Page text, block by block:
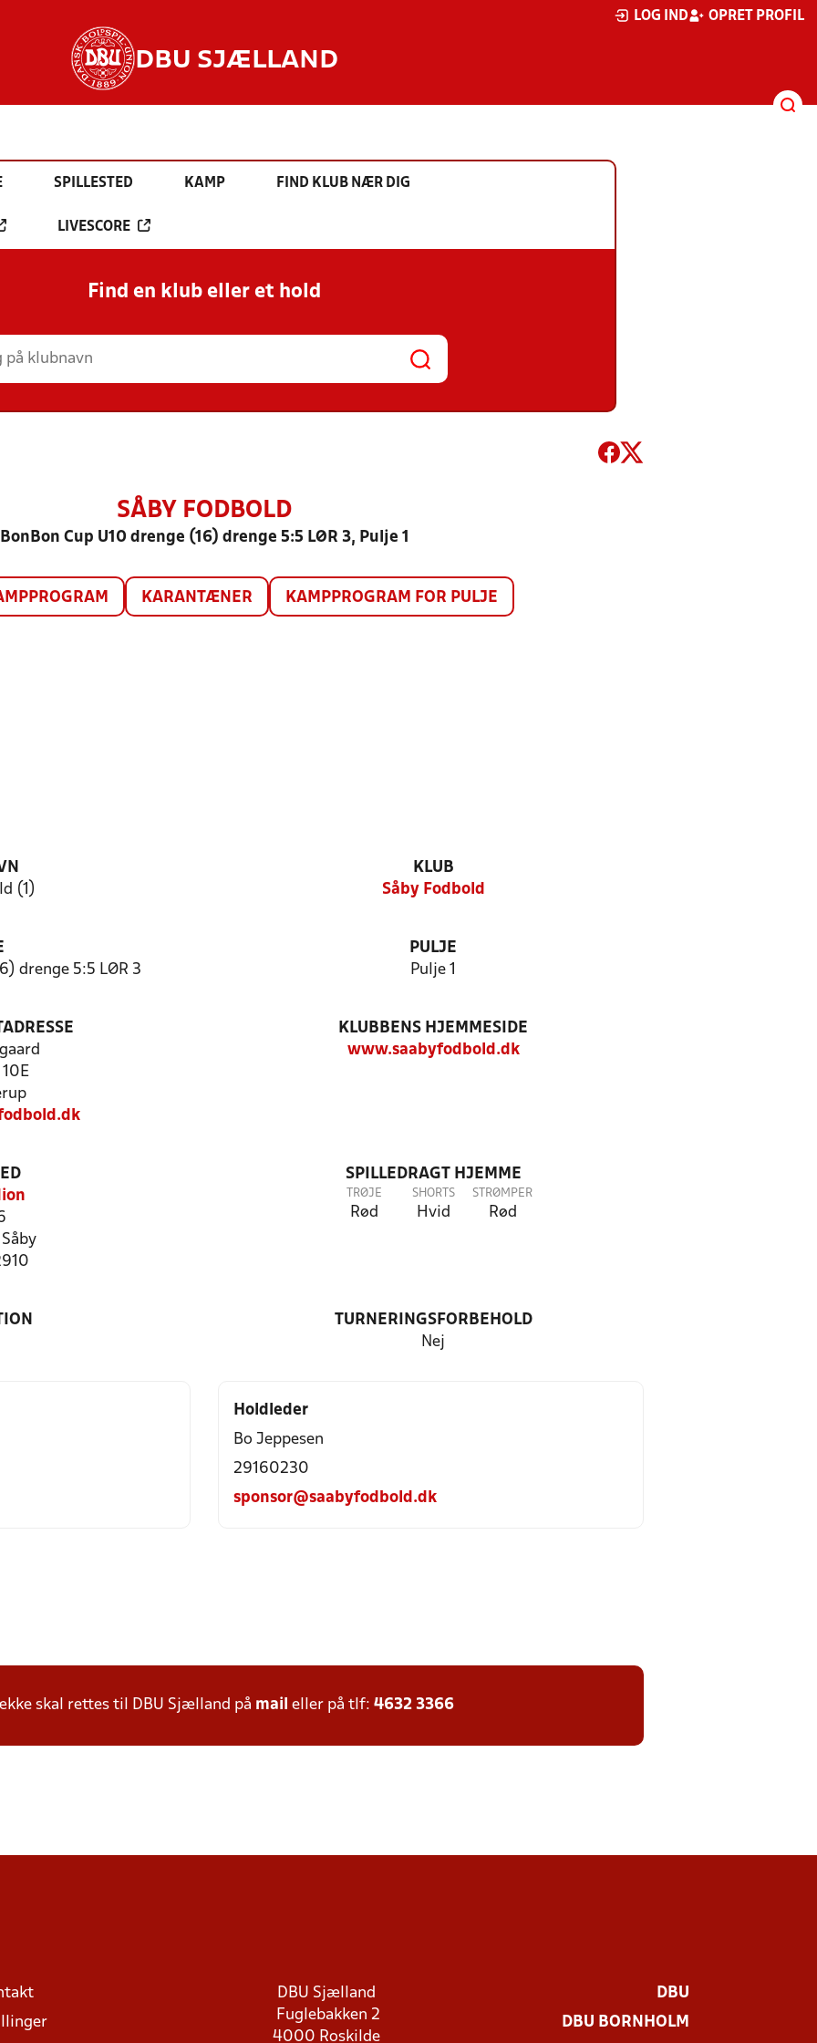
LOG IND OPRET PROFIL
DBU SJÆLLAND
SPILLESTED KAMP FIND KLUB NÆR DIG
LIVESCORE
Find en klub eller et hold
SÅBY FODBOLD
BonBon Cup U10 drenge (16) drenge 5:5 LØR 3, Pulje 1
KARANTÆNER KAMPPROGRAM FOR PULJE
(1)
KLUB
Såby Fodbold
drenge 5:5 LØR 3
PULJE
Pulje 1
KLUBBENS HJEMMESIDE
www.saabyfodbold.dk
SPILLEDRAGT HJEMME
TRØJE
Rød
SHORTS
Hvid
STRØMPER
Rød
TURNERINGSFORBEHOLD
Nej
Holdleder
Bo Jeppesen
29160230
sponsor@saabyfodbold.dk
skal rettes til DBU Sjælland på mail eller på tlf: 4632 3366
DBU Sjælland
Fuglebakken 2
4000 Roskilde
DBU
DBU BORNHOLM